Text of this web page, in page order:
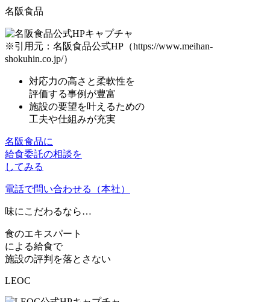
名阪食品
※引用元：名阪食品公式HP（https://www.meihan-
shokuhin.co.jp/）
対応力の高さと柔軟性を
評価する事例が豊富
施設の要望を叶えるための
工夫や仕組みが充実
名阪食品に
給食委託の相談を
してみる
電話で問い合わせる（本社）
味にこだわるなら…
食のエキスパート
による給食で
施設の評判を落とさない
LEOC